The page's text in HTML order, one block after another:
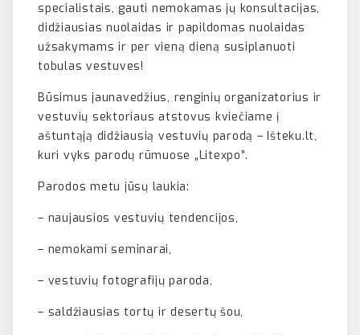
specialistais, gauti nemokamas jų konsultacijas,
didžiausias nuolaidas ir papildomas nuolaidas
užsakymams ir per vieną dieną susiplanuoti
tobulas vestuves!
Būsimus jaunavedžius, renginių organizatorius ir
vestuvių sektoriaus atstovus kviečiame į
aštuntąją didžiausią vestuvių parodą – Išteku.lt,
kuri vyks parodų rūmuose „Litexpo”.
Parodos metu jūsų laukia:
– naujausios vestuvių tendencijos,
– nemokami seminarai,
– vestuvių fotografijų paroda,
– saldžiausias tortų ir desertų šou,